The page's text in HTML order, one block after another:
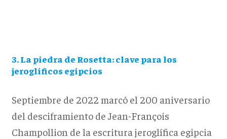
3. La piedra de Rosetta: clave para los
jeroglíficos egipcios
Septiembre de 2022 marcó el 200 aniversario
del desciframiento de Jean-François
Champollion de la escritura jeroglífica egipcia